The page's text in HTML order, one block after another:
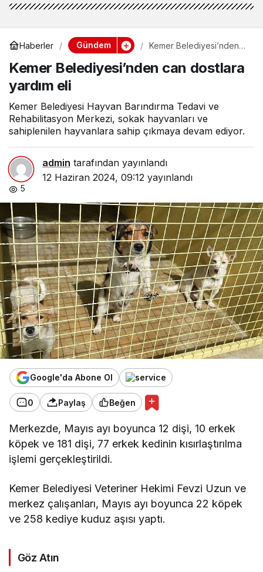
Haberler Gündem
Kemer Belediyesi’nden
Kemer Belediyesi’nden can dostlara
yardım eli
Kemer Belediyesi Hayvan Barındırma Tedavi ve
Rehabilitasyon Merkezi, sokak hayvanları ve
sahiplenilen hayvanlara sahip çıkmaya devam ediyor.
admin tarafından yayınlandı
12 Haziran 2024, 09:12 yayınlandı
5
Google'da Abone Ol
0 Paylaş Beğen
Merkezde, Mayıs ayı boyunca 12 dişi, 10 erkek
köpek ve 181 dişi, 77 erkek kedinin kısırlaştırılma
işlemi gerçekleştirildi.
Kemer Belediyesi Veteriner Hekimi Fevzi Uzun ve
merkez çalışanları, Mayıs ayı boyunca 22 köpek
ve 258 kediye kuduz aşısı yaptı.
Göz Atın